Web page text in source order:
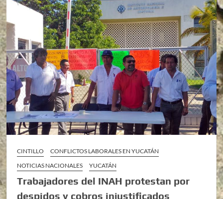
CINTILLO
CONFLICTOS LABORALES EN YUCATÁN
NOTICIAS NACIONALES
YUCATÁN
Trabajadores del INAH protestan por
despidos y cobros injustificados